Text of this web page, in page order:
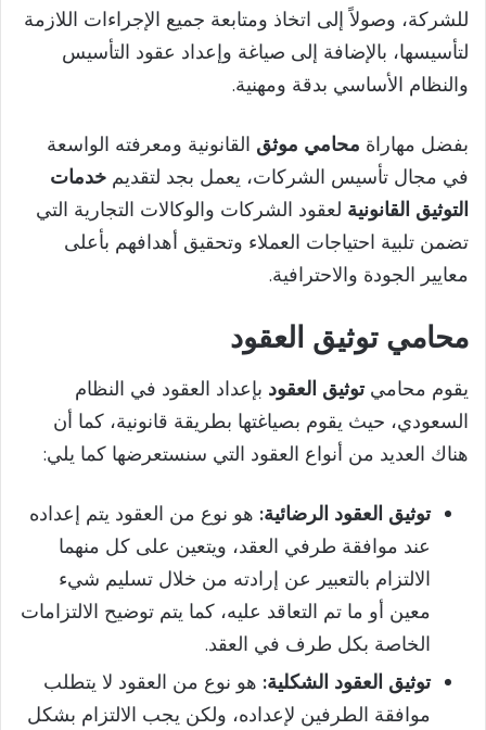
للشركة، وصولاً إلى اتخاذ ومتابعة جميع الإجراءات اللازمة
لتأسيسها، بالإضافة إلى صياغة وإعداد عقود التأسيس
والنظام الأساسي بدقة ومهنية.
بفضل مهاراة محامي موثق القانونية ومعرفته الواسعة
في مجال تأسيس الشركات، يعمل بجد لتقديم خدمات
التوثيق القانونية لعقود الشركات والوكالات التجارية التي
تضمن تلبية احتياجات العملاء وتحقيق أهدافهم بأعلى
معايير الجودة والاحترافية.
محامي توثيق العقود
يقوم محاميتوثيق العقود بإعداد العقود في النظام
السعودي، حيث يقوم بصياغتها بطريقة قانونية، كما أن
هناك العديد من أنواع العقود التي سنستعرضها كما يلي:
توثيق العقود الرضائية: هو نوع من العقود يتم إعداده
عند موافقة طرفي العقد، ويتعين على كل منهما
الالتزام بالتعبير عن إرادته من خلال تسليم شيء
معين أو ما تم التعاقد عليه، كما يتم توضيح الالتزامات
الخاصة بكل طرف في العقد.
توثيق العقود الشكلية: هو نوع من العقود لا يتطلب
موافقة الطرفين لإعداده، ولكن يجب الالتزام بشكل